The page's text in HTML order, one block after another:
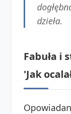
dzieła.
Fabuła i
'Jak